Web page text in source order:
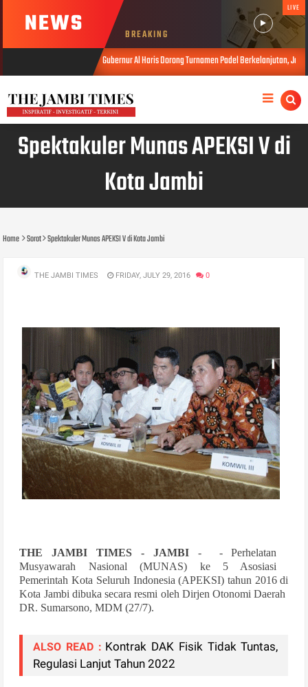
NEWS BREAKING
LIVE
Gubernur Al Haris Dorong Turnamen Padel Berkelanjutan, Jadi Ruang
Spektakuler Munas APEKSI V di
Kota Jambi
Home Sorot Spektakuler Munas APEKSI V di Kota Jambi
THE JAMBI TIMES FRIDAY, JULY 29, 2016 0
THE JAMBI TIMES - JAMBI- - Perhelatan
Musyawarah Nasional (MUNAS) ke 5 Asosiasi
Pemerintah Kota Seluruh Indonesia (APEKSI) tahun 2016 di
Kota Jambi dibuka secara resmi oleh Dirjen Otonomi Daerah
DR. Sumarsono, MDM (27/7).
ALSO READ : Kontrak DAK Fisik Tidak Tuntas,
Regulasi Lanjut Tahun 2022